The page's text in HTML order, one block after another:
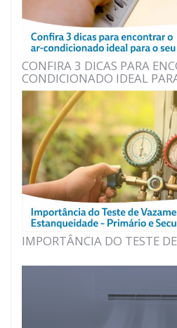
CONFIRA 3 DICAS PARA
CONDICIONADO IDEAL
IMPORTÂNCIA DO TESTE